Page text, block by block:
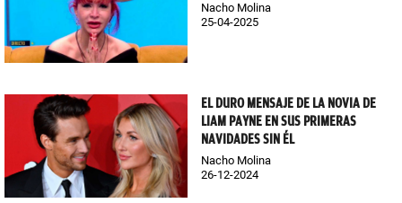
Nacho Molina
25-04-2025
EL DURO MENSAJE DE LA NOVIA DE
LIAM PAYNE EN SUS PRIMERAS
NAVIDADES SIN ÉL
Nacho Molina
26-12-2024